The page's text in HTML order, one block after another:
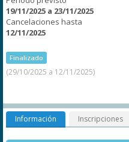
19/11/2025 a 23/11/2025
Cancelaciones hasta
12/11/2025
Finalizado
(29/10/2025 a 12/11/2025)
Información Inscripciones